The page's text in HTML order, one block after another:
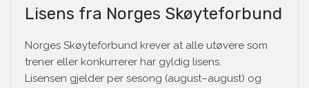
Lisens fra Norges Skøyteforbund
Norges Skøyteforbund krever at alle utøvere som
trener eller konkurrerer har gyldig lisens.
Lisensen gjelder per sesong (august–august) og